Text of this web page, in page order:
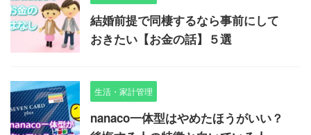
結婚前提で同棲するなら事前にして
おきたい【お金の話】５選
生活・家計管理
nanaco一体型はやめたほうがいい？